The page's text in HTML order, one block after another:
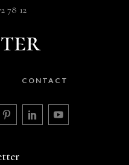
78 12
CONTACT